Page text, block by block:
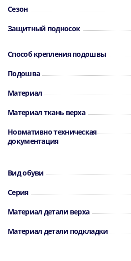
Сезон
Защитный подносок
Способ крепления подошвы
Подошва
Материал
Материал ткань верха
Нормативно техническая
документация
Вид обуви
Серия
Материал детали верха
Материал детали подкладки